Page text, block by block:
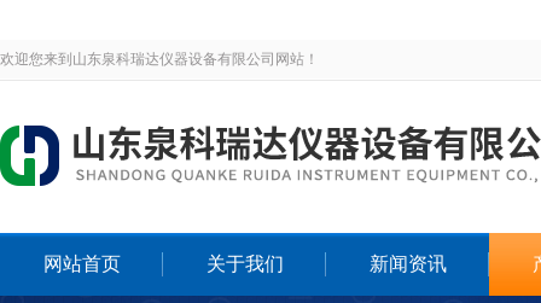
欢迎您来到山东泉科瑞达仪器设备有限公司网站！
网站首页 关于我们 新闻资讯